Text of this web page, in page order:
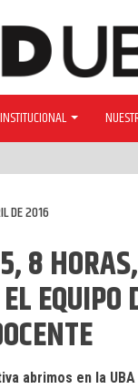
INSTITUCIONAL
DE 2016
8
abrimos en la